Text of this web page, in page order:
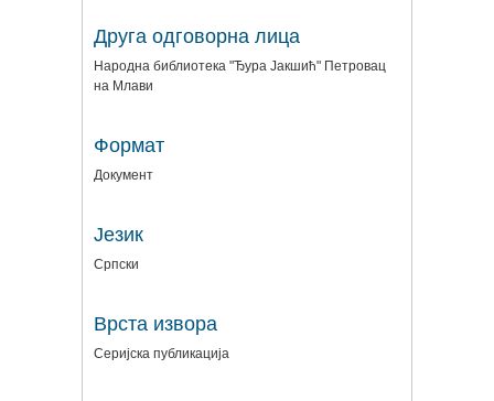
Друга одговорна лица
Народна библиотека "Ђура Јакшић" Петровац
на Млави
Формат
Документ
Језик
Српски
Врста извора
Серијска публикација